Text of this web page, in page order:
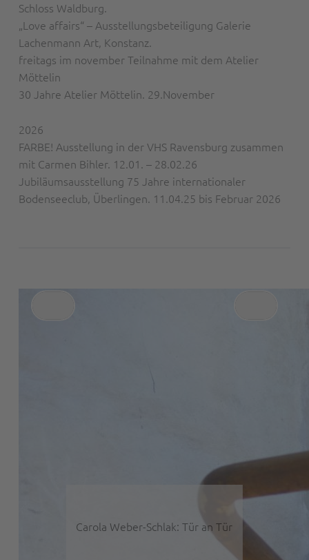
Schloss Waldburg.
„Love affairs“ – Ausstellungsbeteiligung Galerie
Lachenmann Art, Konstanz.
freitags im november Teilnahme mit dem Atelier
Möttelin
30 Jahre Atelier Möttelin. 29.November
2026
FARBE! Ausstellung in der VHS Ravensburg zusammen
mit Carmen Bihler. 12.01. – 28.02.26
Jubiläumsausstellung 75 Jahre internationaler
Bodenseeclub, Überlingen. 11.04.25 bis Februar 2026
Carola Weber-Schlak: Tür an Tür
Ittenbeuren blue I